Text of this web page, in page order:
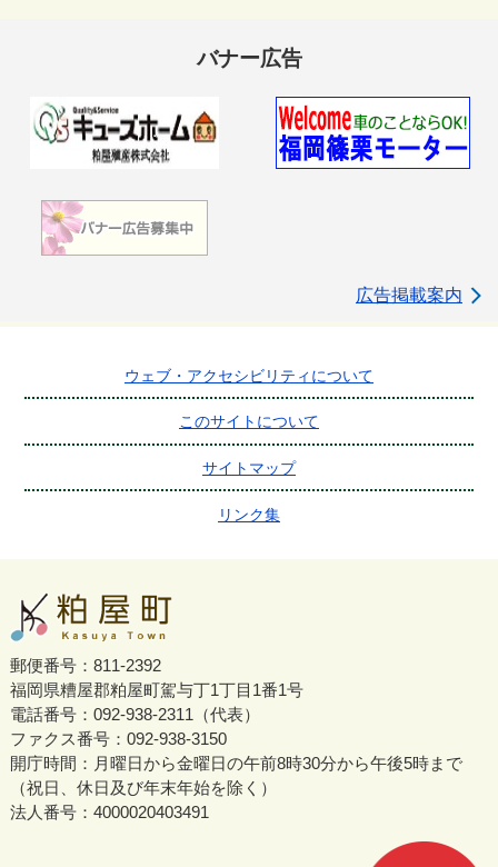
バナー広告
広告掲載案内
ウェブ・アクセシビリティについて
このサイトについて
サイトマップ
リンク集
郵便番号：811-2392
福岡県糟屋郡粕屋町駕与丁1丁目1番1号
電話番号：092-938-2311（代表）
ファクス番号：092-938-3150
開庁時間：月曜日から金曜日の午前8時30分から午後5時まで
（祝日、休日及び年末年始を除く）
法人番号：4000020403491